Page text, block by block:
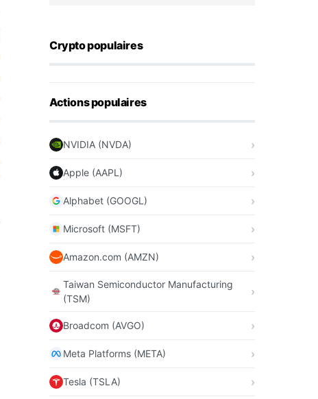
Crypto populaires
Actions populaires
NVIDIA (NVDA)
Apple (AAPL)
Alphabet (GOOGL)
Microsoft (MSFT)
Amazon.com (AMZN)
Taiwan Semiconductor Manufacturing
(TSM)
Broadcom (AVGO)
Meta Platforms (META)
Tesla (TSLA)